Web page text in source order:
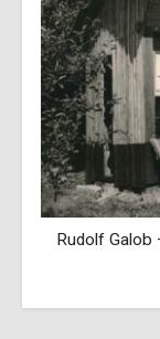
Rudolf Galob